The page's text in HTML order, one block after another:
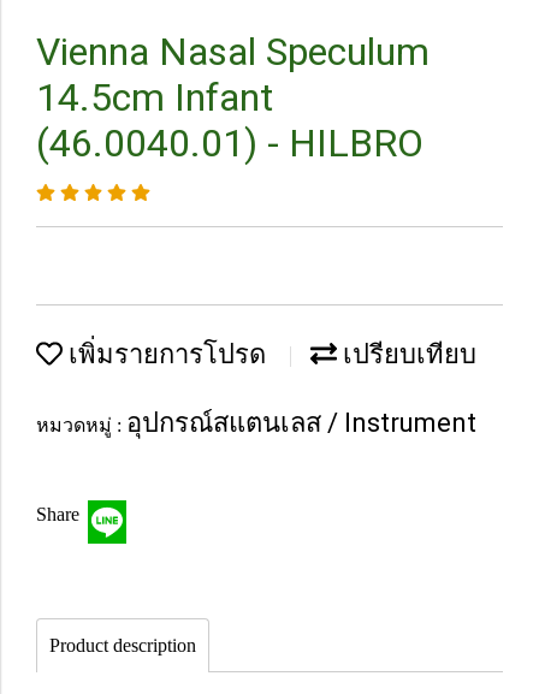
Vienna Nasal Speculum
14.5cm Infant
(46.0040.01) - HILBRO
เพิ่มรายการโปรด เปรียบเทียบ
หมวดหมู่ : อุปกรณ์สแตนเลส / Instrument
Share
Product description